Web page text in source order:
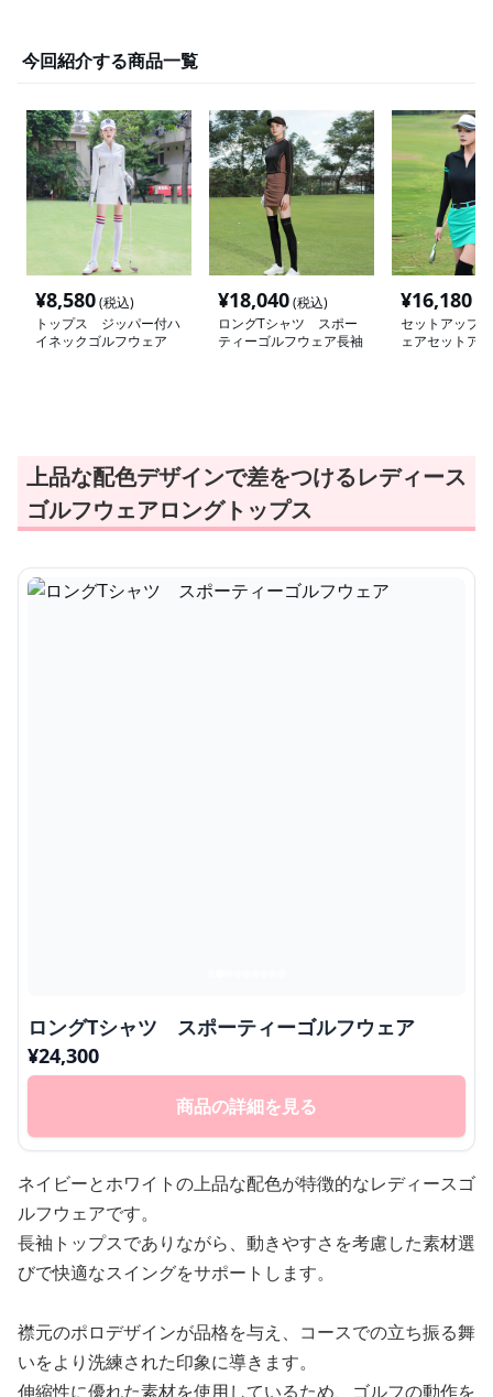
今回紹介する商品一覧
¥8,580(税込)
トップス ジッパー付ハ
イネックゴルフウェア
¥18,040(税込)
ロングTシャツ スポー
ティーゴルフウェア長袖
¥16,180
セットアップ
ェアセットア
上品な配色デザインで差をつけるレディース
ゴルフウェアロングトップス
ロングTシャツ スポーティーゴルフウェア
¥24,300
商品の詳細を見る
ネイビーとホワイトの上品な配色が特徴的なレディースゴ
ルフウェアです。
長袖トップスでありながら、動きやすさを考慮した素材選
びで快適なスイングをサポートします。
襟元のポロデザインが品格を与え、コースでの立ち振る舞
いをより洗練された印象に導きます。
伸縮性に優れた素材を使用しているため、ゴルフの動作を